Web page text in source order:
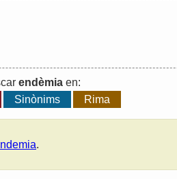
endèmiaen:
Sinònims Rima
.